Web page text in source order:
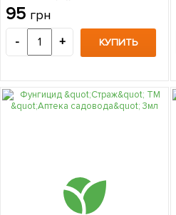
95 грн
- + КУПИТЬ